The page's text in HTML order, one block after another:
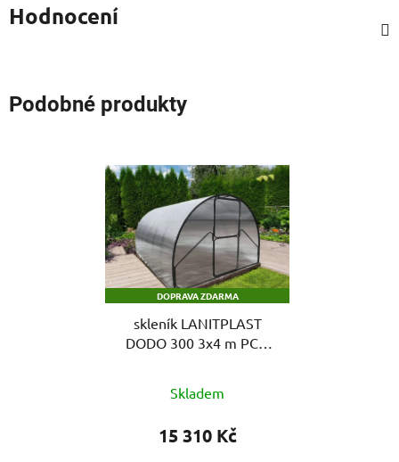
Hodnocení
Podobné produkty
DOPRAVA ZDARMA
skleník LANITPLAST
DODO 300 3x4 m PC 6
Skladem
15 310 Kč